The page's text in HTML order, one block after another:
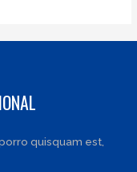
quisquam est,